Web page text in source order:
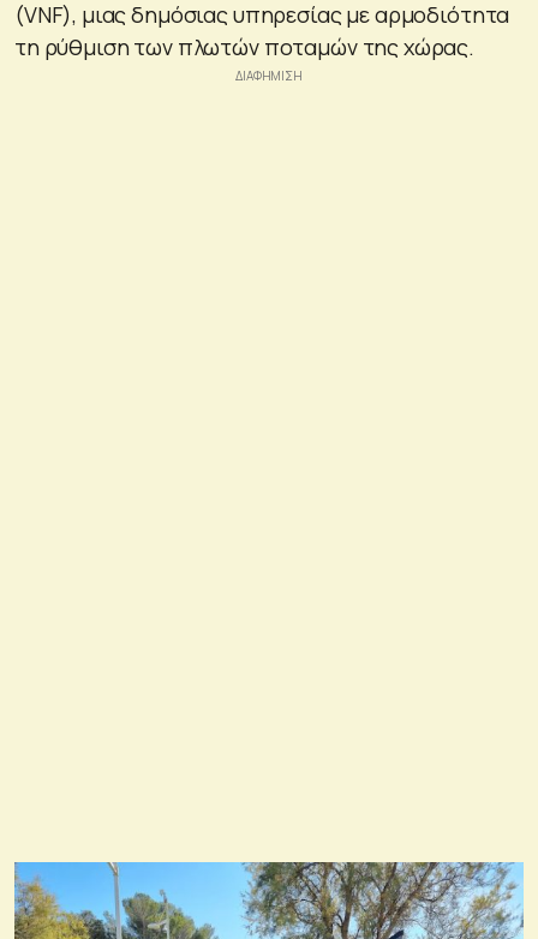
(VNF), μιας δημόσιας υπηρεσίας με αρμοδιότητα
τη ρύθμιση των πλωτών ποταμών της χώρας.